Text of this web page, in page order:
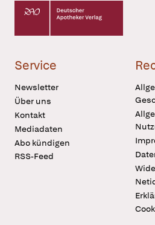
Deutscher Apotheker Verlag
Service
Newsletter
Über uns
Kontakt
Mediadaten
Abo kündigen
RSS-Feed